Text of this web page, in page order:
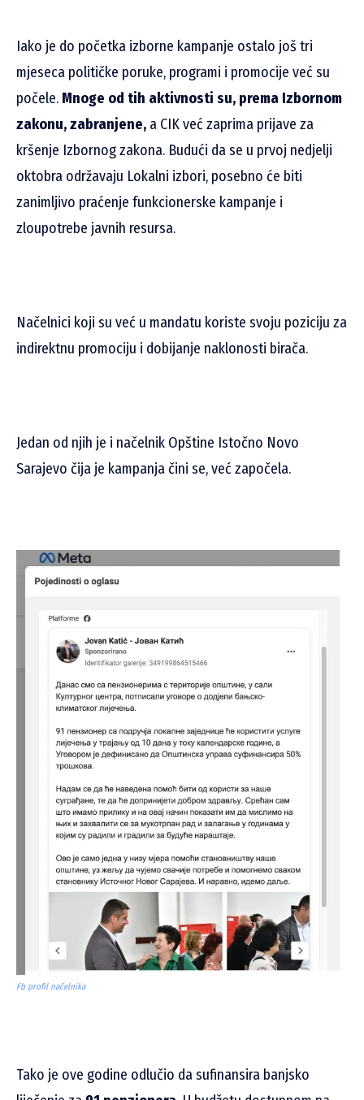
Iako je do početka izborne kampanje ostalo još tri
mjeseca političke poruke, programi i promocije već su
počele. Mnoge od tih aktivnosti su, prema Izbornom
zakonu, zabranjene, a CIK već zaprima prijave za
kršenje Izbornog zakona. Budući da se u prvoj nedjelji
oktobra održavaju Lokalni izbori, posebno će biti
zanimljivo praćenje funkcionerske kampanje i
zloupotrebe javnih resursa.
Načelnici koji su već u mandatu koriste svoju poziciju za
indirektnu promociju i dobijanje naklonosti birača.
Jedan od njih je i načelnik Opštine Istočno Novo
Sarajevo čija je kampanja čini se, već započela.
Fb profil načelnika
Tako je ove godine odlučio da sufinansira banjsko